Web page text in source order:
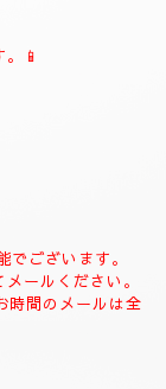
います。
ご相談下さい。)
のご予約でお願
ます。)
📱